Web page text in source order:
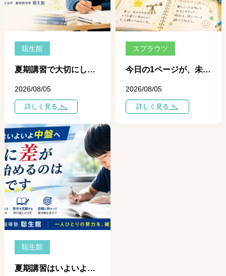
聡生館
夏期講習で大切にしている「一日、一日の学び」 ― 個別指導だからできる、その日のポイントを次の一歩につなげる学習 ―
2026/08/05
詳しく見る
スプラウツ
今日の1ページが、未来を変える ― 自学ノートが育てる、自分で学ぶ力 ―
2026/08/05
詳しく見る
聡生館
夏期講習はいよいよ中盤へ ― 学力に差がつき始めるのは「今」です ―